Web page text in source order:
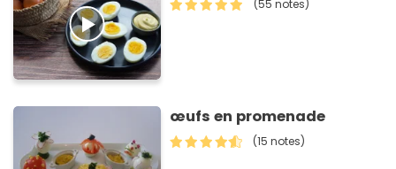
(55 notes)
œufs en promenade
(15 notes)